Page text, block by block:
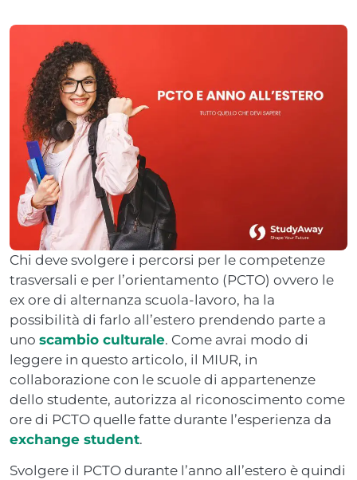
Chi deve svolgere i percorsi per le competenze
trasversali e per l’orientamento (PCTO) ovvero le
ex ore di alternanza scuola-lavoro, ha la
possibilità di farlo all’estero prendendo parte a
uno scambio culturale. Come avrai modo di
leggere in questo articolo, il MIUR, in
collaborazione con le scuole di appartenenze
dello studente, autorizza al riconoscimento come
ore di PCTO quelle fatte durante l’esperienza da
exchange student.
Svolgere il PCTO durante l’anno all’estero è quindi